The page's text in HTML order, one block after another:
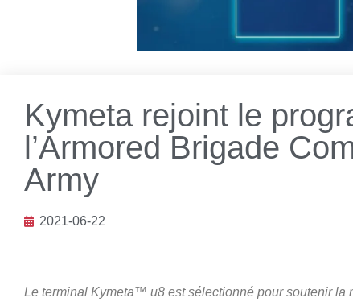
Kymeta rejoint le
l’Armored Brigade
Army
2021-06-22
Le terminal Kymeta™ u8 est sélectionné pour soutenir la